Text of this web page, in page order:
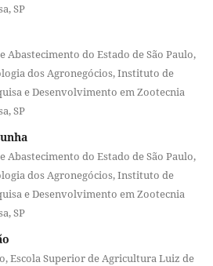
SP
Abastecimento do Estado de São Paulo,
dos Agronegócios, Instituto de
e Desenvolvimento em Zootecnia
SP
Abastecimento do Estado de São Paulo,
dos Agronegócios, Instituto de
e Desenvolvimento em Zootecnia
SP
Escola Superior de Agricultura Luiz de